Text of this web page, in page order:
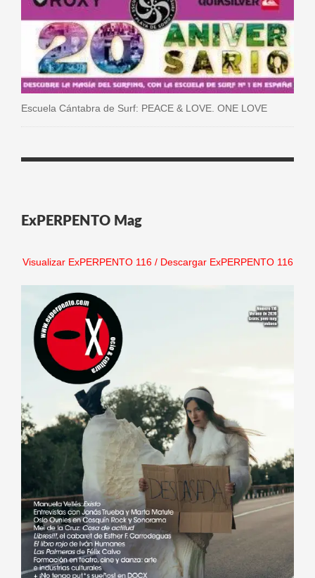
Escuela Cántabra de Surf: PEACE & LOVE. ONE LOVE
ExPERPENTO Mag
Visualizar ExPERPENTO 116/ Descargar ExPERPENTO 116